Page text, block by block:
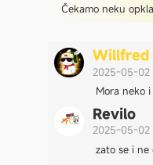
Čekamo neku
Willfred
2025-05-02
Mora neko
Revilo
2025-05-02
zato se i ne